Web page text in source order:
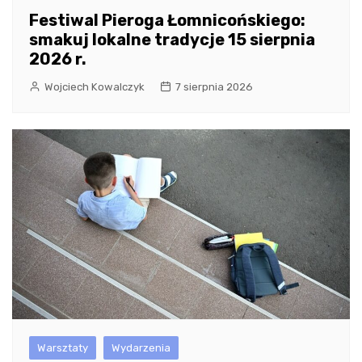
Festiwal Pieroga Łomnicońskiego:
smakuj lokalne tradycje 15 sierpnia
2026 r.
Wojciech Kowalczyk 7 sierpnia 2026
Warsztaty Wydarzenia